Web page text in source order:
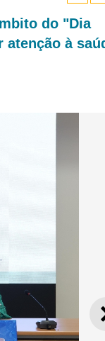
do "Dia
atenção à